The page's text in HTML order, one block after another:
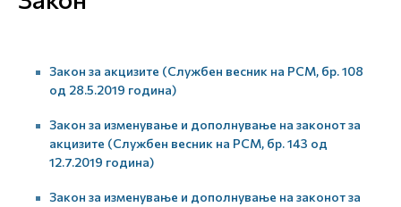
Open
Е-Царина
Медиа центар
Закон за акцизите (Службен весник на РСМ, бр. 108
од 28.5.2019 година)
Закон за изменување и дополнување на законот за
акцизите (Службен весник на РСМ, бр. 143 од
12.7.2019 година)
Закон за изменување и дополнување на законот за